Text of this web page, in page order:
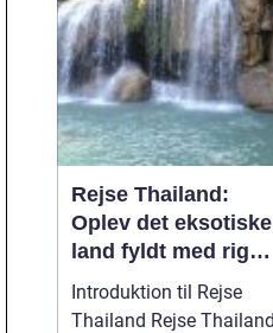
rejsende eller en
kulturintere...
Rejse Thailand:
Oplev det eksotiske
land fyldt med rig
kultur og betagende
skønhed
Introduktion til Rejse
Thailand Rejse Thailand